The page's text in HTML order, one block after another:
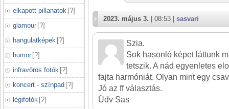
elkapott pillanatok [?]
glamour [?]
hangulatképek [?]
humor [?]
infravörös fotók [?]
koncert - színpad [?]
légifotók [?]
2023. május 3. | 08:53 | sasvari
Szia.
Sok hasonló képet láttunk
tetszik. A nád egyenletes
fajta harmóniát. Olyan mint egy
Jó az ff választás.
Üdv Sas